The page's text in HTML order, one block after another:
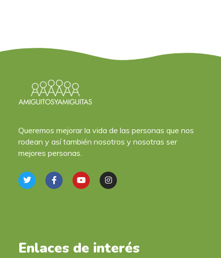
Queremos mejorar la vida de las personas que nos
rodean y así también nosotros y nosotras ser
mejores personas.
Enlaces de interés